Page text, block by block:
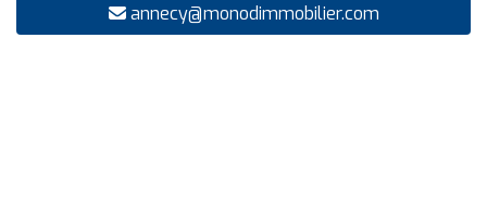
annecy@monodimmobilier.com